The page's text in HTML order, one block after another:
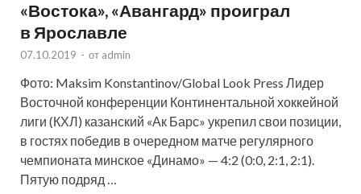
«Востока», «Авангард» проиграл
в Ярославле
07.10.2019 - от admin
Фото: Maksim Konstantinov/Global Look Press Лидер
Восточной конференции Континентальной хоккейной
лиги (КХЛ) казанский «Ак Барс» укрепил свои позиции,
в гостях победив в очередном матче регулярного
чемпионата минское «Динамо» — 4:2 (0:0, 2:1, 2:1).
Пятую подряд …